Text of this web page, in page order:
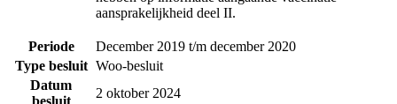
aansprakelijkheid deel II.
Periode
December 2019 t/m december 2020
Type besluit Woo-besluit
Datum
2 oktober 2024